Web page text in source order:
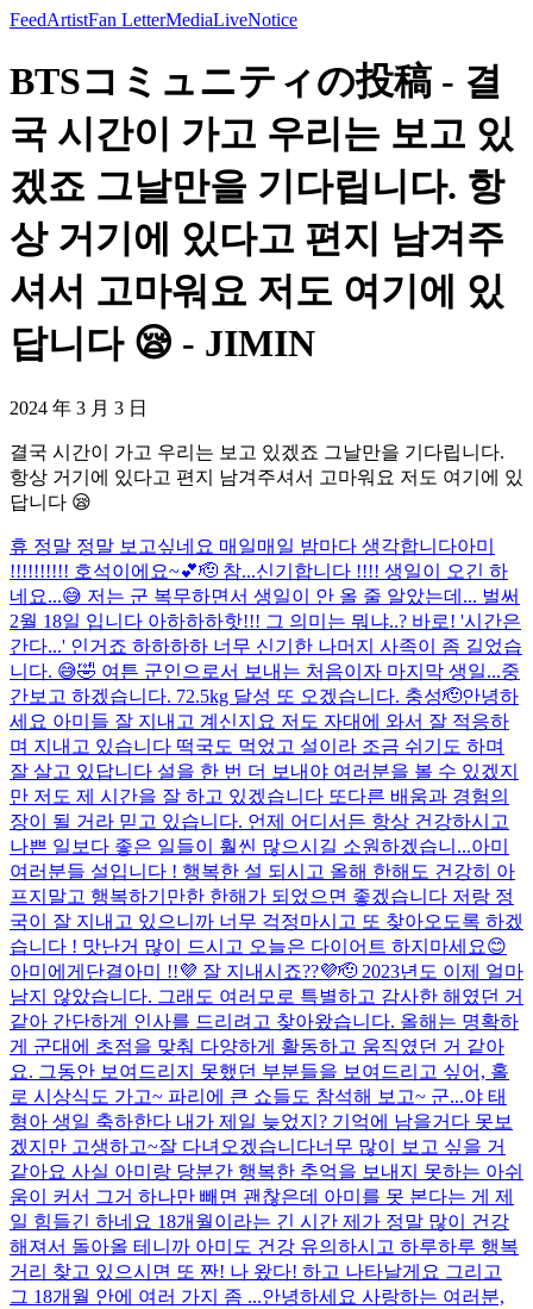
FeedArtistFan LetterMediaLiveNotice
BTSコミュニティの投稿 - 결
국 시간이 가고 우리는 보고 있
겠죠 그날만을 기다립니다. 항
상 거기에 있다고 편지 남겨주
셔서 고마워요 저도 여기에 있
답니다 😪 - JIMIN
2024 年 3 月 3 日
결국 시간이 가고 우리는 보고 있겠죠 그날만을 기다립니다.
항상 거기에 있다고 편지 남겨주셔서 고마워요 저도 여기에 있
답니다 😪
휴 정말 정말 보고싶네요 매일매일 밤마다 생각합니다아미
!!!!!!!!!! 호석이에요~💕🫡 참...신기합니다 !!!! 생일이 오긴 하
네요...😅 저는 군 복무하면서 생일이 안 올 줄 알았는데... 벌써
2월 18일 입니다 아하하하핫!!! 그 의미는 뭐냐..? 바로! '시간은
간다...' 인거죠 하하하하 너무 신기한 나머지 사족이 좀 길었습
니다. 😅🤣 여튼 군인으로서 보내는 처음이자 마지막 생일...중
간보고 하겠습니다. 72.5kg 달성 또 오겠습니다. 충성🫡안녕하
세요 아미들 잘 지내고 계신지요 저도 자대에 와서 잘 적응하
며 지내고 있습니다 떡국도 먹었고 설이라 조금 쉬기도 하며
잘 살고 있답니다 설을 한 번 더 보내야 여러분을 볼 수 있겠지
만 저도 제 시간을 잘 하고 있겠습니다 또다른 배움과 경험의
장이 될 거라 믿고 있습니다. 언제 어디서든 항상 건강하시고
나쁜 일보다 좋은 일들이 훨씬 많으시길 소원하겠습니...아미
여러분들 설입니다 ! 행복한 설 되시고 올해 한해도 건강히 아
프지말고 행복하기만한 한해가 되었으면 좋겠습니다 저랑 정
국이 잘 지내고 있으니까 너무 걱정마시고 또 찾아오도록 하겠
습니다 ! 맛난거 많이 드시고 오늘은 다이어트 하지마세요😊
아미에게 단결아미 !!💜 잘 지내시죠??💜🫡 2023년도 이제 얼마
남지 않았습니다. 그래도 여러모로 특별하고 감사한 해였던 거
같아 간단하게 인사를 드리려고 찾아왔습니다. 올해는 명확하
게 군대에 초점을 맞춰 다양하게 활동하고 움직였던 거 같아
요. 그동안 보여드리지 못했던 부분들을 보여드리고 싶어, 홀
로 시상식도 가고~ 파리에 큰 쇼들도 참석해 보고~ 군...야 태
형아 생일 축하한다 내가 제일 늦었지? 기억에 남을거다 못보
겠지만 고생하고~잘 다녀오겠습니다너무 많이 보고 싶을 거
같아요 사실 아미랑 당분간 행복한 추억을 보내지 못하는 아쉬
움이 커서 그거 하나만 빼면 괜찮은데 아미를 못 본다는 게 제
일 힘들긴 하네요 18개월이라는 긴 시간 제가 정말 많이 건강
해져서 돌아올 테니까 아미도 건강 유의하시고 하루하루 행복
거리 찾고 있으시면 또 짠! 나 왔다! 하고 나타날게요 그리고
그 18개월 안에 여러 가지 좀 ...안녕하세요 사랑하는 여러분,